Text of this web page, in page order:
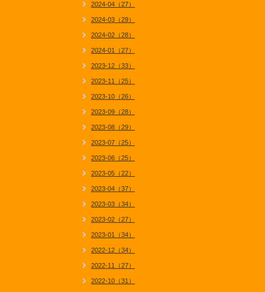
2024-04（27）
2024-03（29）
2024-02（28）
2024-01（27）
2023-12（33）
2023-11（25）
2023-10（26）
2023-09（28）
2023-08（29）
2023-07（25）
2023-06（25）
2023-05（22）
2023-04（37）
2023-03（34）
2023-02（27）
2023-01（34）
2022-12（34）
2022-11（27）
2022-10（31）